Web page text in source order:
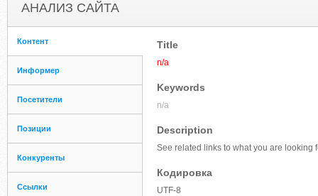
АНАЛИЗ САЙТА
Контент
Информер
Посетители
Позиции
Конкуренты
Ссылки
Title
n/a
Keywords
n/a
Description
See related links to what you are looking
Кодировка
UTF-8